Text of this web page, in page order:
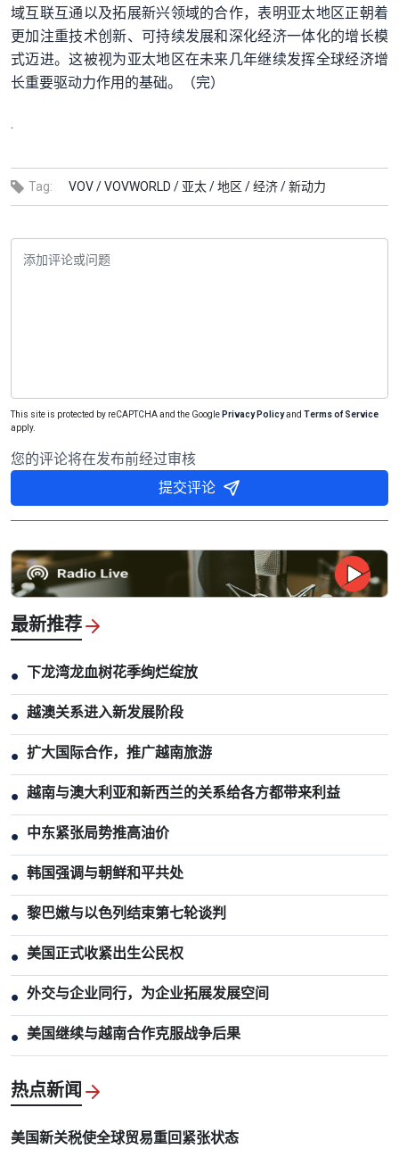
域互联互通以及拓展新兴领域的合作，表明亚太地区正朝着
更加注重技术创新、可持续发展和深化经济一体化的增长模
式迈进。这被视为亚太地区在未来几年继续发挥全球经济增
长重要驱动力作用的基础。（完）
.
Tag: VOV /VOVWORLD / 亚太 /地区 /经济 /新动力
This site is protected by reCAPTCHA and the Google Privacy Policyand Terms of Service
apply.
您的评论将在发布前经过审核
提交评论
最新推荐
● 下龙湾龙血树花季绚烂绽放
● 越澳关系进入新发展阶段
● 扩大国际合作，推广越南旅游
● 越南与澳大利亚和新西兰的关系给各方都带来利益
● 中东紧张局势推高油价
● 韩国强调与朝鲜和平共处
● 黎巴嫩与以色列结束第七轮谈判
● 美国正式收紧出生公民权
● 外交与企业同行，为企业拓展发展空间
● 美国继续与越南合作克服战争后果
热点新闻
美国新关税使全球贸易重回紧张状态